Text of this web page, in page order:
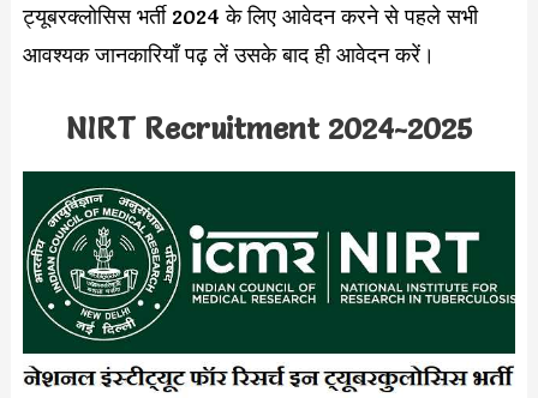
ट्यूबरक्लोसिस भर्ती 2024 के लिए आवेदन करने से पहले सभी
आवश्यक जानकारियाँ पढ़ लें उसके बाद ही आवेदन करें।
NIRT Recruitment 2024-2025